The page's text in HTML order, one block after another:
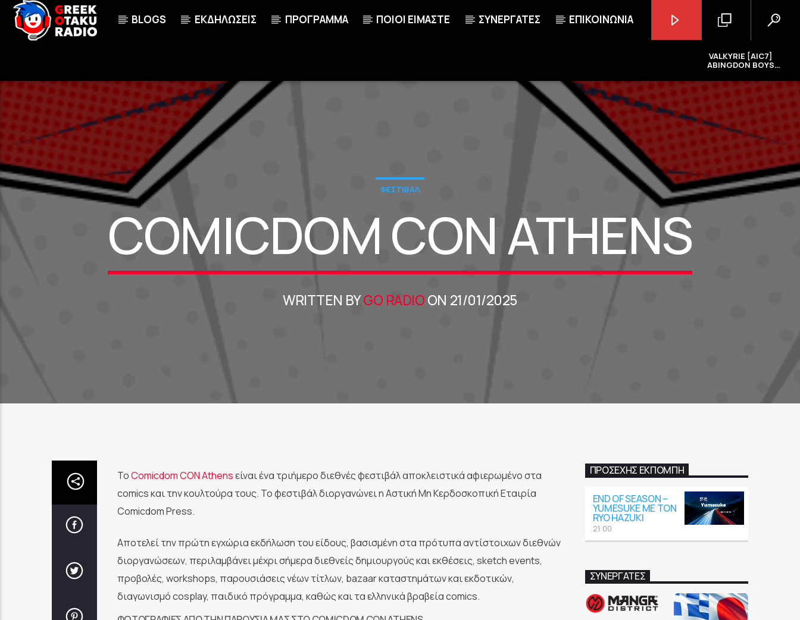
BLOGS ΕΚΔΗΛΩΣΕΙΣ ΠΡΟΓΡΑΜΜΑ ΠΟΙΟΙ ΕΙΜΑΣΤΕ ΣΥΝΕΡΓΑΤΕΣ ΕΠΙΚΟΙΝΩΝΙΑ
VALKYRIE [AIC7]
ABINGDON BOYS
VALKYRIE [AIC7]
ABINGDON BOYS SCHOOL
ΦΕΣΤΙΒΑΛ
COMICDOM CON ATHENS
WRITTEN BYGO RADIOON 21/01/2025
ΤοComicdom CON Athensείναι ένα τριήμερο διεθνές φεστιβάλ αποκλειστικά αφιερωμένο στα
comics και την κουλτούρα τους. Το φεστιβάλ διοργανώνει η Αστική Μη Κερδοσκοπική Εταιρία
Comicdom Press.
Αποτελεί την πρώτη εγχώρια εκδήλωση του είδους, βασισμένη στα πρότυπα αντίστοιχων διεθνών
διοργανώσεων, περιλαμβάνει μέχρι σήμερα διεθνείς δημιουργούς και εκθέσεις, sketch events,
προβολές, workshops, παρουσιάσεις νέων τίτλων, bazaar καταστημάτων και εκδοτικών,
διαγωνισμό cosplay, παιδικό πρόγραμμα, καθώς και τα ελληνικά βραβεία comics.
ΠΡΟΣΕΧΉΣ ΕΚΠΟΜΠΉ
END OF SEASON –
YUMESUKE ΜΕ ΤΟΝ
RYO HAZUKI
21:00
ΣΥΝΕΡΓΑΤΕΣ